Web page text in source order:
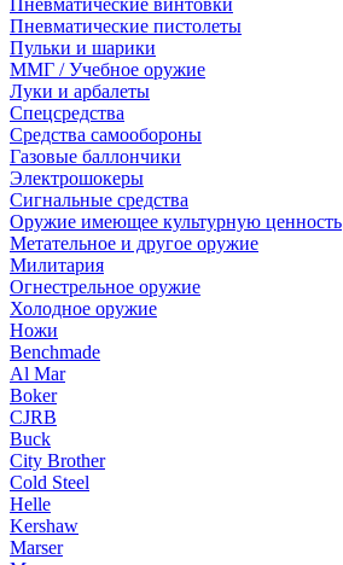
Пневматические винтовки
Пневматические пистолеты
Пульки и шарики
ММГ / Учебное оружие
Луки и арбалеты
Спецсредства
Средства самообороны
Газовые баллончики
Электрошокеры
Сигнальные средства
Оружие имеющее культурную ценность
Метательное и другое оружие
Милитария
Огнестрельное оружие
Холодное оружие
Ножи
Benchmade
Al Mar
Boker
CJRB
Buck
City Brother
Cold Steel
Helle
Kershaw
Marser